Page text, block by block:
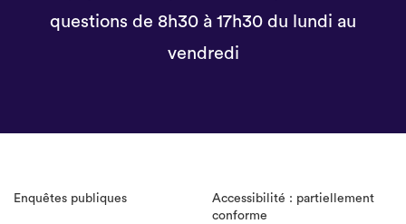
questions de 8h30 à 17h30 du lundi au
vendredi
Enquêtes publiques
Accessibilité : partiellement
conforme